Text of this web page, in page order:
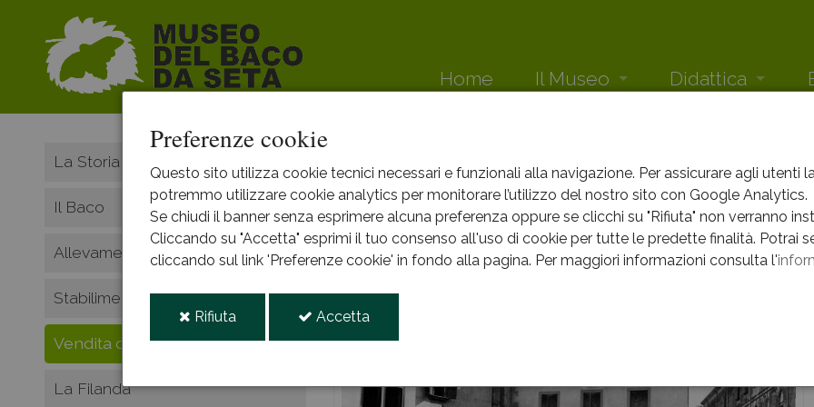
Preferenze cookie
Questo sito utilizza cookie tecnici necessari e funzionali alla navigazione. Per assicurare agli utenti
potremmo utilizzare cookie analytics per monitorare l’utilizzo del nostro sito con Google Analytics.
Se chiudi il banner senza esprimere alcuna preferenza oppure se clicchi su "Rifiuta" non verranno
Cliccando su "Accetta" esprimi il tuo consenso all'uso di cookie per tutte le predette finalità. Potrai
cliccando sul link 'Preferenze cookie' in fondo alla pagina. Per maggiori informazioni consulta l'
Rifiuta Accetta
Home Il Museo
Allevamenti rustici
Stabilimenti bacologici
Didattica
La Storia
Il Baco
Allevamenti rustici
Stabilimenti bacologici
Vendita dei bozzoli
La Filanda
Vendita dei bozzoli